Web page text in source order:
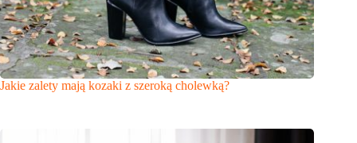
Jakie zalety mają kozaki z szeroką cholewką?